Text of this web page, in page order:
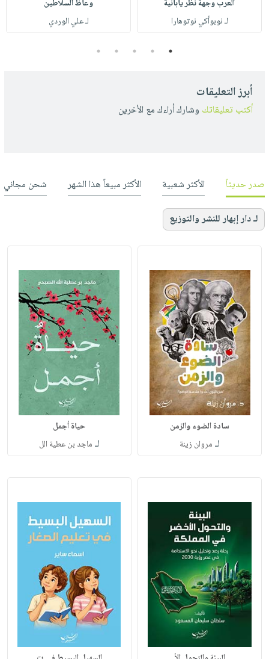
العرب وجهة نظر يابانية
لـ نوبوأكي نوتوهارا
وعاظ السلاطين
لـ علي الوردي
1
2
3
4
5
أبرز التعليقات
أكتب تعليقاتك وشارك أراءك مع الأخرين
صدر حديثاً الأكثر شعبية الأكثر مبيعاً هذا الشهر شحن مجاني
لـ دار إبهار للنشر والتوزيع
سادة الضوء والزمن
لـ مروان زينة
حياة أجمل
لـ ماجد بن عطية الل